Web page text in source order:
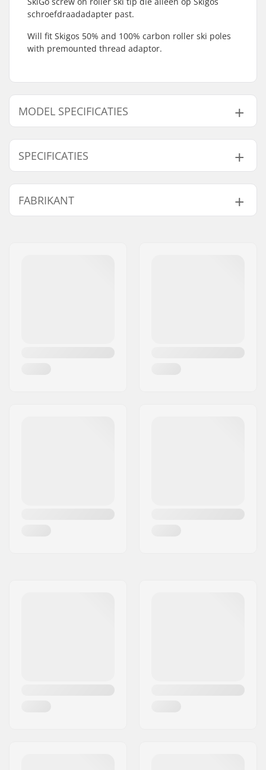
schroefdraadadapter past.
Will fit Skigos 50% and 100% carbon roller ski poles
with premounted thread adaptor.
MODEL SPECIFICATIES
Blauw
SPECIFICATIES
Binnenste diepte: 25mm
FABRIKANT